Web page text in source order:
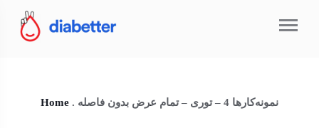
Home . نمونه‌کارها 4 – توری – تمام عرض بدون فاصله